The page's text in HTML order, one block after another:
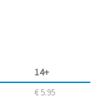
14+
€ 5.95